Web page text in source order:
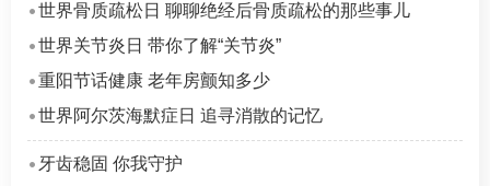
世界骨质疏松日 聊聊绝经后骨质疏松的那些事儿
世界关节炎日 带你了解“关节炎”
重阳节话健康 老年房颤知多少
世界阿尔茨海默症日 追寻消散的记忆
牙齿稳固 你我守护